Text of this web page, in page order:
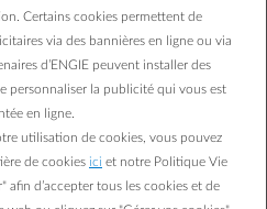
il fermé ?
à une prise et regardez s'il
si le commutateur principal
?
si le chauffage fonctionne.
en gaz dans votre habitation n'est
Certains cookies permettent de
via des bannières en ligne ou via
d’ENGIE peuvent installer des
personnaliser la publicité qui vous est
en ligne.
utilisation de cookies, vous pouvez
de cookies ici et notre Politique Vie
afin d’accepter tous les cookies et de